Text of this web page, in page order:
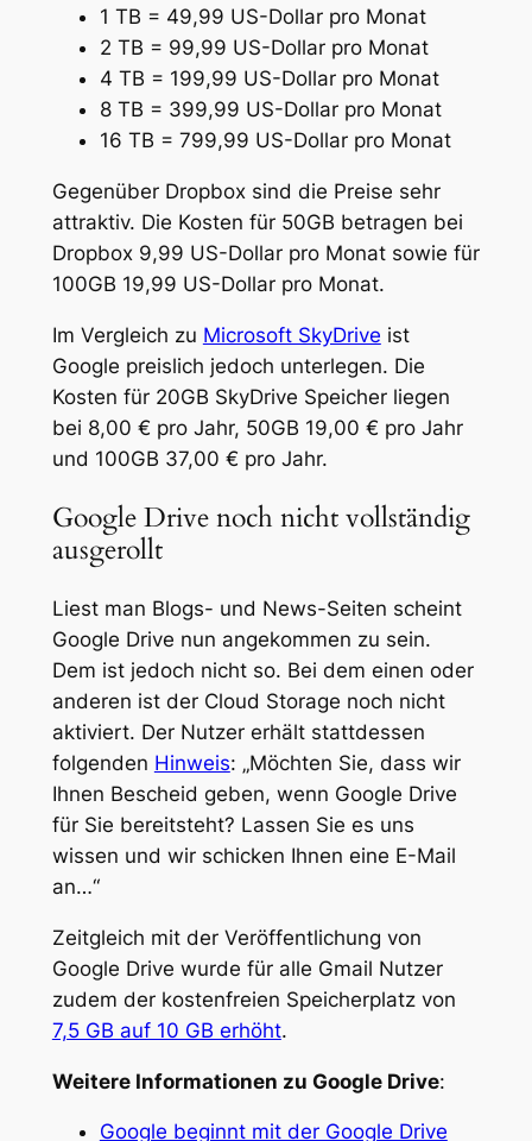
1 TB = 49,99 US-Dollar pro Monat
2 TB = 99,99 US-Dollar pro Monat
4 TB = 199,99 US-Dollar pro Monat
8 TB = 399,99 US-Dollar pro Monat
16 TB = 799,99 US-Dollar pro Monat
Gegenüber Dropbox sind die Preise sehr
attraktiv. Die Kosten für 50GB betragen bei
Dropbox 9,99 US-Dollar pro Monat sowie für
100GB 19,99 US-Dollar pro Monat.
Im Vergleich zu Microsoft SkyDrive ist
Google preislich jedoch unterlegen. Die
Kosten für 20GB SkyDrive Speicher liegen
bei 8,00 € pro Jahr, 50GB 19,00 € pro Jahr
und 100GB 37,00 € pro Jahr.
Google Drive noch nicht vollständig
ausgerollt
Liest man Blogs- und News-Seiten scheint
Google Drive nun angekommen zu sein.
Dem ist jedoch nicht so. Bei dem einen oder
anderen ist der Cloud Storage noch nicht
aktiviert. Der Nutzer erhält stattdessen
folgenden Hinweis: „Möchten Sie, dass wir
Ihnen Bescheid geben, wenn Google Drive
für Sie bereitsteht? Lassen Sie es uns
wissen und wir schicken Ihnen eine E-Mail
an…“
Zeitgleich mit der Veröffentlichung von
Google Drive wurde für alle Gmail Nutzer
zudem der kostenfreien Speicherplatz von
7,5 GB auf 10 GB erhöht.
Weitere Informationen zu Google Drive:
Google beginnt mit der Google Drive